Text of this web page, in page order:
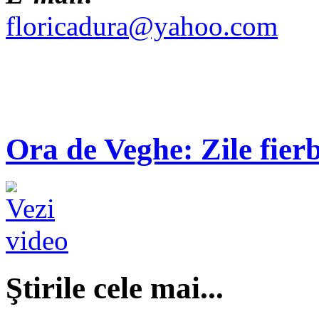
floricadura@yahoo.com
Ora de Veghe: Zile
Ştirile cele mai...